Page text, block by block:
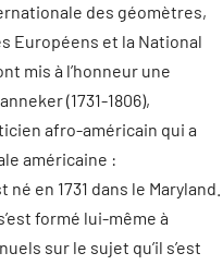
des géomètres,
Européens et la National
mis à l’honneur une
(1731-1806),
afro-américain qui a
américaine :
en 1731 dans le Maryland.
formé lui-même à
sur le sujet qu’il s’est